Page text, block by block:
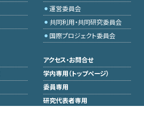
運営委員会
共同利用・共同研究委員会
国際プロジェクト委員会
アクセス・お問合せ
学内専用（トップページ）
委員専用
研究代表者専用